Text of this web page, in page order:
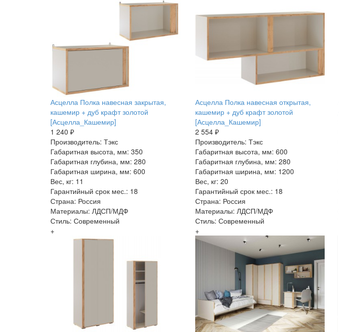
Асцелла Полка навесная закрытая,
кашемир + дуб крафт золотой
[Асцелла_Кашемир]
1 240 ₽
Производитель: Тэкс
Габаритная высота, мм: 350
Габаритная глубина, мм: 280
Габаритная ширина, мм: 600
Вес, кг: 11
Гарантийный срок мес.: 18
Страна: Россия
Материалы: ЛДСП/МДФ
Стиль: Современный
+
Асцелла Полка навесная открытая,
кашемир + дуб крафт золотой
[Асцелла_Кашемир]
2 554 ₽
Производитель: Тэкс
Габаритная высота, мм: 600
Габаритная глубина, мм: 280
Габаритная ширина, мм: 1200
Вес, кг: 20
Гарантийный срок мес.: 18
Страна: Россия
Материалы: ЛДСП/МДФ
Стиль: Современный
+